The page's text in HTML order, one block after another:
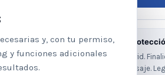
Información básica sobre
Responsable: Psicologos Madrid.
solicitud y responder a tu mensaje.
y, con tu permiso,
y funciones adicionales